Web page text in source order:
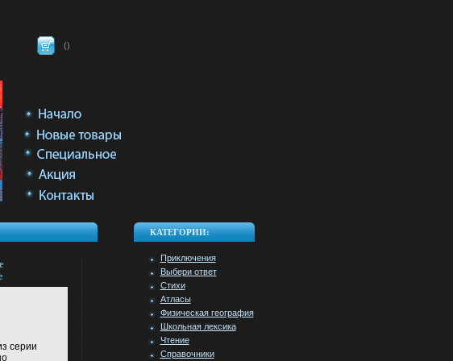
()
серии
КАТЕГОРИИ:
Приключения
Выбери ответ
Стихи
Атласы
Физическая география
Школьная лексика
Чтение
Справочники